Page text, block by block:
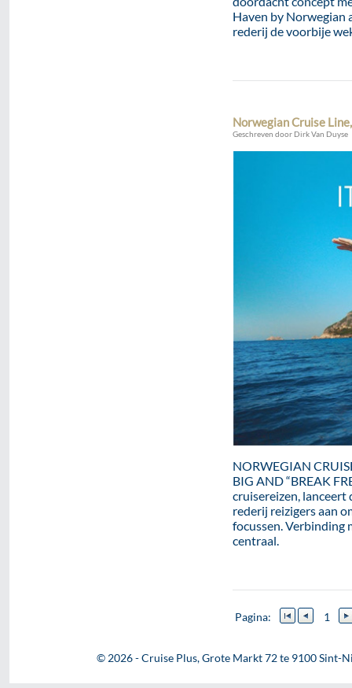
Haven by Norwegian
rederij de voorbije
Norwegian Cruise
Geschreven door Dirk Van Duyse
NORWEGIAN
BIG AND “BREAK
cruisereizen, lanceert
rederij reizigers aan
focussen. Verbinding
centraal.
Pagina: 1
© 2026 - Cruise Plus, Grote Markt 72 te 9100 Sint-